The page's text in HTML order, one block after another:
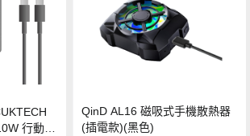
行動電
QinD AL16 磁吸式手機散熱器
(插電款)(黑色)